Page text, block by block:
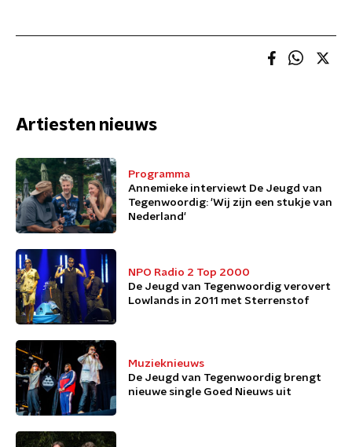
Artiesten nieuws
Programma
Annemieke interviewt De Jeugd van
Tegenwoordig: 'Wij zijn een stukje van
Nederland'
NPO Radio 2 Top 2000
De Jeugd van Tegenwoordig verovert
Lowlands in 2011 met Sterrenstof
Muzieknieuws
De Jeugd van Tegenwoordig brengt
nieuwe single Goed Nieuws uit